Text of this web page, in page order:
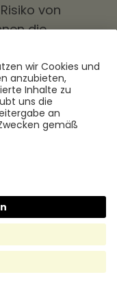
von
die
bearbeitet
digital
auch von
und -
es den
Richtlinien
sein
in die